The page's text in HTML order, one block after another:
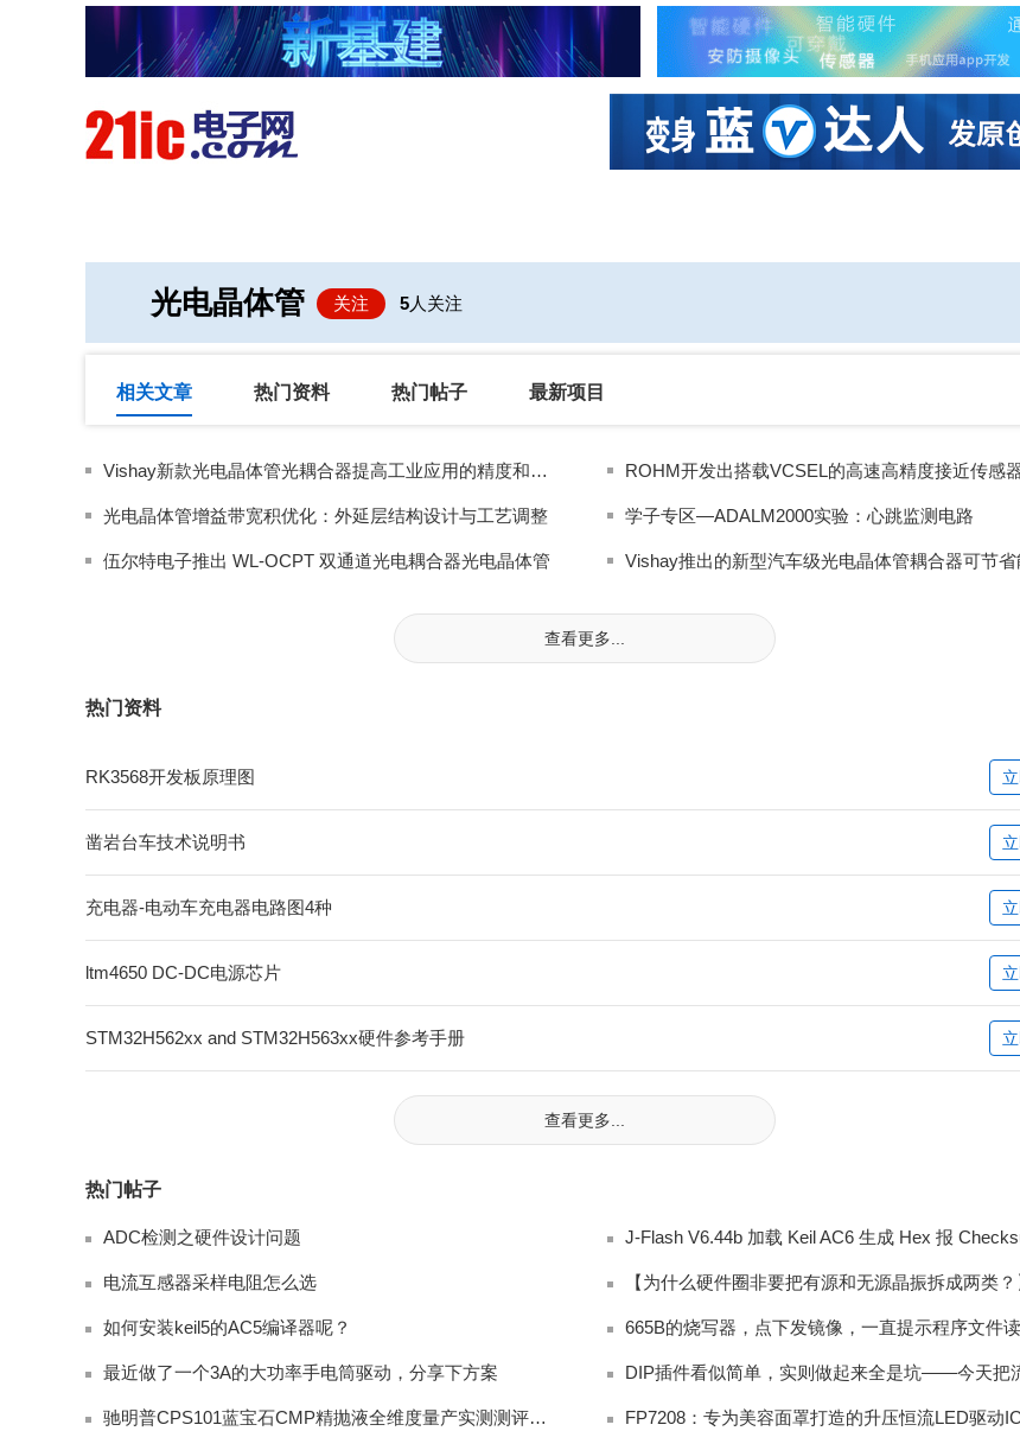
光电晶体管 关注 5人关注
相关文章 热门资料 热门帖子 最新项目
Vishay新款光电晶体管光耦合器提高工业应用的精度和能效
光电晶体管增益带宽积优化：外延层结构设计与工艺调整 学子专区—ADALM2000实验：心跳监测电路
伍尔特电子推出 WL-OCPT 双通道光电耦合器光电晶体管
查看更多...
热门资料
RK3568开发板原理图
凿岩台车技术说明书
充电器-电动车充电器电路图4种
ltm4650 DC-DC电源芯片
STM32H562xx and STM32H563xx硬件参考手册
查看更多...
热门帖子
ADC检测之硬件设计问题
电流互感器采样电阻怎么选 【为什么硬件圈非要把有源和无源晶振拆成两类？
如何安装keil5的AC5编译器呢？ 665B的烧写器，点下发镜像，一直提示程序文件
最近做了一个3A的大功率手电筒驱动，分享下方案
驰明普CPS101蓝宝石CMP精抛液全维度量产实测测评｜LED衬底国产硅溶胶抛光替 FP7208：专为美容面罩打造的升压恒流LED驱动IC